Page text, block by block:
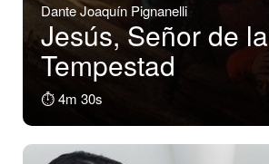
Dante Joaquín Pignanelli
Jesús, Señor de la
Tempestad
⏱️ 4m 30s